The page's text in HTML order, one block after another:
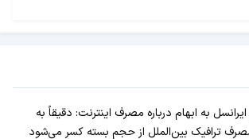
به ابهام درباره مصرف اینترنت: دقیقاً به
مصرف ترافیک بین‌الملل از حجم بسته کسر می‌شود